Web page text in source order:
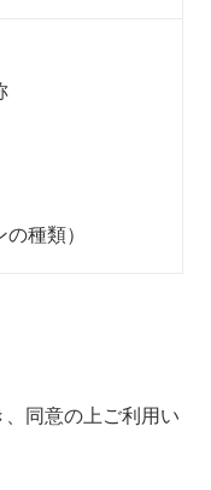
種類）
同意の上ご利用い